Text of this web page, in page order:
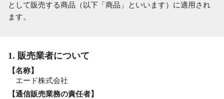
として販売する商品（以下「商品」といいます）に適用され
ます。
1. 販売業者について
【名称】
エード株式会社
【通信販売業務の責任者】